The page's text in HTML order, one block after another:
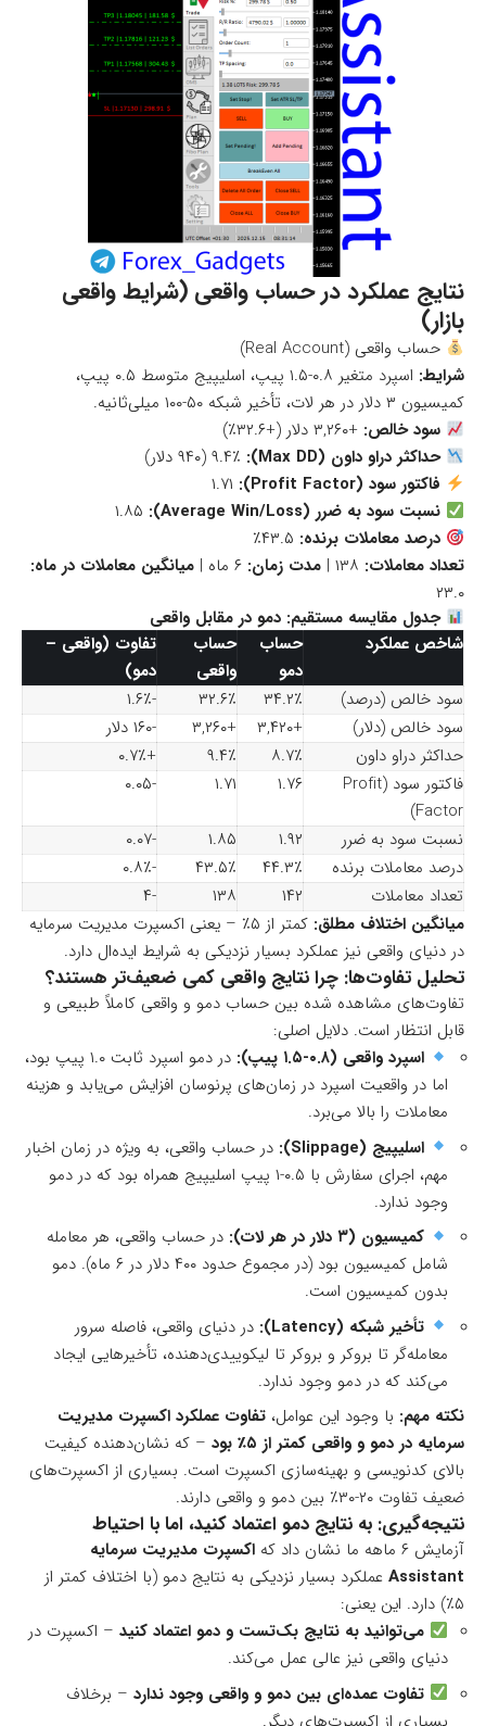
نتایج عملکرد در حساب واقعی (شرایط واقعی
بازار)
حساب واقعی (Real Account)
شرایط:
اسپرد متغیر ۰.۸-۱.۵ پیپ، اسلیپیج متوسط ۰.۵ پیپ،
کمیسیون ۳ دلار در هر لات، تأخیر شبکه ۵۰-۱۰۰ میلی‌ثانیه.
سود خالص: +۳,۲۶۰ دلار (+۳۲.۶٪)
حداکثر دراو داون (Max DD):
فاکتور سود (Profit Factor):
نسبت سود به ضرر (Average Win/Loss):
درصد معاملات برنده:
تعداد معاملات:
مدت زمان:
میانگین معاملات در ماه:
۲۳.۰
جدول مقایسه مستقیم: دمو در مقابل واقعی
شاخص عملکرد
حساب
دمو
حساب
واقعی
تفاوت (واقعی –
دمو)
سود خالص (درصد)
۳۴.۲٪ ۳۲.۶٪
-۱.۶٪
سود خالص (دلار)
+۳,۴۲۰ +۳,۲۶۰
-۱۶۰ دلار
حداکثر دراو داون
۸.۷٪ ۹.۴٪
+۰.۷٪
فاکتور سود (Profit
Factor)
۱.۷۶ ۱.۷۱ -۰.۰۵
نسبت سود به ضرر ۱.۹۲ ۱.۸۵
-۰.۰۷
درصد معاملات برنده
۴۴.۳٪ ۴۳.۵٪
-۰.۸٪
تعداد معاملات
۱۴۲ ۱۳۸
-۴
میانگین اختلاف مطلق:
کمتر از ۵٪ – یعنی اکسپرت مدیریت سرمایه
در دنیای واقعی نیز عملکرد بسیار نزدیکی به شرایط ایده‌ال دارد.
تحلیل تفاوت‌ها: چرا نتایج واقعی کمی ضعیف‌تر هستند؟
تفاوت‌های مشاهده شده بین حساب دمو و واقعی کاملاً طبیعی و
قابل انتظار است. دلایل اصلی:
اسپرد واقعی (۰.۸-۱.۵ پیپ):
در دمو اسپرد ثابت ۱.۰ پیپ بود،
اما در واقعیت اسپرد در زمان‌های پرنوسان افزایش می‌یابد و هزینه
معاملات را بالا می‌برد.
اسلیپیج (Slippage):
در حساب واقعی، به ویژه در زمان اخبار
مهم، اجرای سفارش با ۰.۵-۱ پیپ اسلیپیج همراه بود که در دمو
وجود ندارد.
کمیسیون (۳ دلار در هر لات):
در حساب واقعی، هر معامله
شامل کمیسیون بود (در مجموع حدود ۴۰۰ دلار در ۶ ماه). دمو
بدون کمیسیون است.
تأخیر شبکه (Latency):
در دنیای واقعی، فاصله سرور
معامله‌گر تا بروکر و بروکر تا لیکوییدی‌دهنده، تأخیرهایی ایجاد
می‌کند که در دمو وجود ندارد.
نکته مهم: با وجود این عوامل، تفاوت عملکرد اکسپرت مدیریت
سرمایه در دمو و واقعی کمتر از ۵٪ بود
– که نشان‌دهنده کیفیت
بالای کدنویسی و بهینه‌سازی اکسپرت است. بسیاری از اکسپرت‌های
ضعیف تفاوت ۲۰-۳۰٪ بین دمو و واقعی دارند.
نتیجه‌گیری: به نتایج دمو اعتماد کنید، اما با احتیاط
آزمایش ۶ ماهه ما نشان داد که
اکسپرت مدیریت سرمایه
Assistant عملکرد بسیار نزدیکی به نتایج دمو (با اختلاف کمتر از
۵٪) دارد. این یعنی:
می‌توانید به نتایج بک‌تست و دمو اعتماد کنید – اکسپرت در
دنیای واقعی نیز عالی عمل می‌کند.
تفاوت عمده‌ای بین دمو و واقعی وجود ندارد – برخلاف